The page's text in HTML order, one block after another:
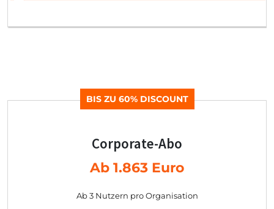
BIS ZU 60% DISCOUNT
Corporate-Abo
Ab 1.863 Euro
Ab 3 Nutzern pro Organisation